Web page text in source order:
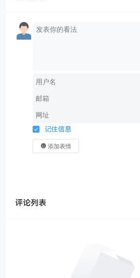
记住信息
添加表情
评论列表